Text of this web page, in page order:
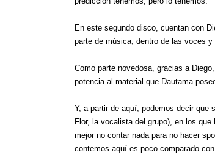
En este segundo disco, cuentan con
parte de música, dentro de las voces y
Como parte novedosa, gracias a
potencia al material que Dautama
Y, a partir de aquí, podemos decir que
Flor, la vocalista del grupo), en los
mejor no contar nada para no hacer
contemos aquí es poco comparado